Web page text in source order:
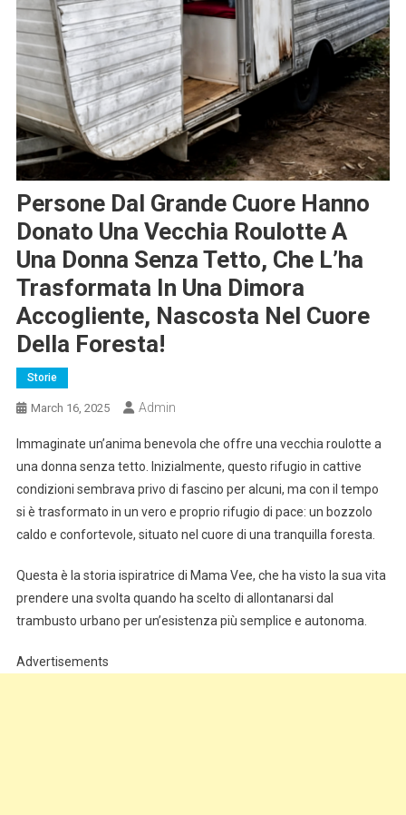
Persone Dal Grande Cuore Hanno
Donato Una Vecchia Roulotte A
Una Donna Senza Tetto, Che L’ha
Trasformata In Una Dimora
Accogliente, Nascosta Nel Cuore
Della Foresta!
Storie
March 16, 2025 Admin
Immaginate un’anima benevola che offre una vecchia roulotte a
una donna senza tetto. Inizialmente, questo rifugio in cattive
condizioni sembrava privo di fascino per alcuni, ma con il tempo
si è trasformato in un vero e proprio rifugio di pace: un bozzolo
caldo e confortevole, situato nel cuore di una tranquilla foresta.
Questa è la storia ispiratrice di Mama Vee, che ha visto la sua vita
prendere una svolta quando ha scelto di allontanarsi dal
trambusto urbano per un’esistenza più semplice e autonoma.
Advertisements